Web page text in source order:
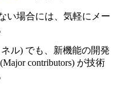
い場合には、気軽にメー
ネル) でも、新機能の開発
contributors) が技術